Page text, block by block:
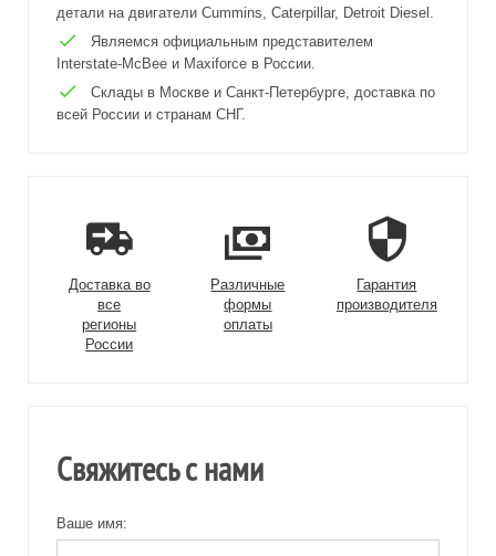
детали на двигатели Cummins, Caterpillar, Detroit Diesel.
Являемся официальным представителем
Interstate-McBee и Maxiforce в России.
Склады в Москве и Санкт-Петербурге, доставка по
всей России и странам СНГ.
Доставка во
все
регионы
России
Различные
формы
оплаты
Гарантия
производителя
Свяжитесь с нами
Ваше имя: